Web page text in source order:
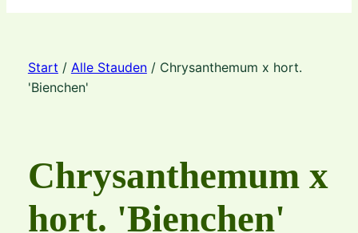
Start / Alle Stauden/ Chrysanthemum x hort.
'Bienchen'
Chrysanthemum x
hort. 'Bienchen'